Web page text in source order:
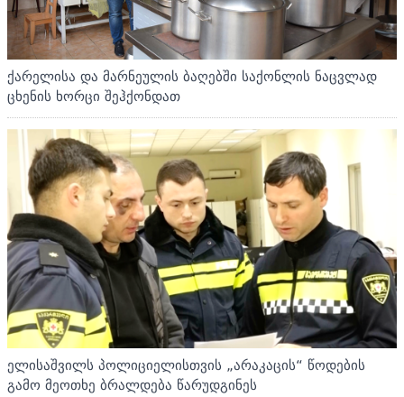
ქარელისა და მარნეულის ბაღებში საქონლის ნაცვლად
ცხენის ხორცი შეჰქონდათ
ელისაშვილს პოლიციელისთვის „არაკაცის“ წოდების
გამო მეოთხე ბრალდება წარუდგინეს